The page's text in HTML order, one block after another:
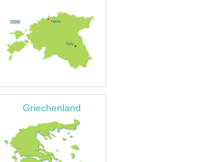
Griechenland